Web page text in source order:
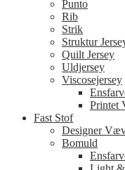
Punto
Rib
Strik
Struktur
Quilt Jersey
Uldjersey
Viscosejersey
Printet
Fast Stof
Designer
Bomuld